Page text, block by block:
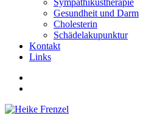
Sympathikustherapie
Gesundheit und Darm
Cholesterin
Schädelakupunktur
Kontakt
Links